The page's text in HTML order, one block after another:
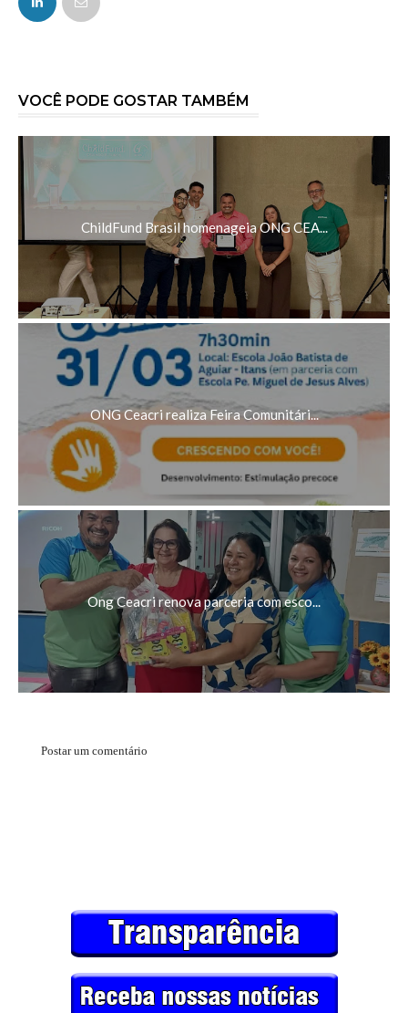
VOCÊ PODE GOSTAR TAMBÉM
ChildFund Brasil homenageia ONG CEA...
ONG Ceacri realiza Feira Comunitári...
Ong Ceacri renova parceria com esco...
Postar um comentário